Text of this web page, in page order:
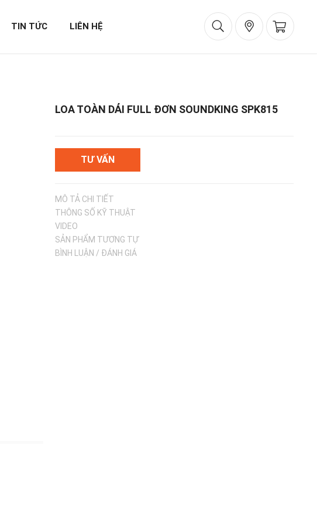
TIN TỨC LIÊN HỆ
LOA TOÀN DẢI FULL ĐƠN SOUNDKING SPK815
TƯ VẤN
MÔ TẢ CHI TIẾT
THÔNG SỐ KỸ THUẬT
VIDEO
SẢN PHẨM TƯƠNG TỰ
BÌNH LUẬN / ĐÁNH GIÁ